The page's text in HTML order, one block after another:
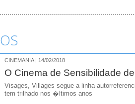
CINEMANIA | 14/02/2018
O Cinema de Sensibilidade
Visages, Villages segue a linha
tem trilhado nos �ltimos anos